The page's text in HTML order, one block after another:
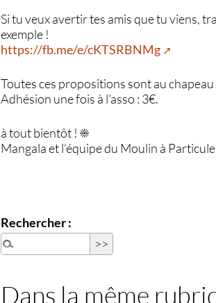
Si tu veux avertir tes amis que tu viens,
exemple !
https://fb.me/e/cKTSRBNMg
Toutes ces propositions sont au chapeau
Adhésion une fois à l’asso : 3€.
à tout bientôt ! ☀️
Mangala et l’équipe du Moulin à
Rechercher :
Dans la même